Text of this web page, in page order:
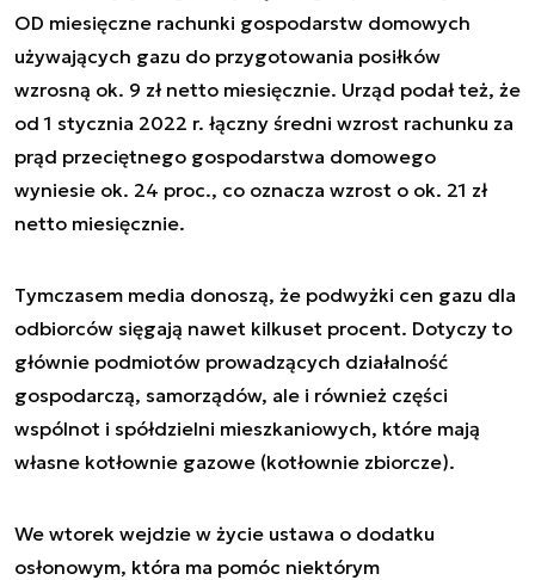
OD miesięczne rachunki gospodarstw domowych
używających gazu do przygotowania posiłków
wzrosną ok. 9 zł netto miesięcznie. Urząd podał też, że
od 1 stycznia 2022 r. łączny średni wzrost rachunku za
prąd przeciętnego gospodarstwa domowego
wyniesie ok. 24 proc., co oznacza wzrost o ok. 21 zł
netto miesięcznie.
Tymczasem media donoszą, że podwyżki cen gazu dla
odbiorców sięgają nawet kilkuset procent. Dotyczy to
głównie podmiotów prowadzących działalność
gospodarczą, samorządów, ale i również części
wspólnot i spółdzielni mieszkaniowych, które mają
własne kotłownie gazowe (kotłownie zbiorcze).
We wtorek wejdzie w życie ustawa o dodatku
osłonowym, która ma pomóc niektórym